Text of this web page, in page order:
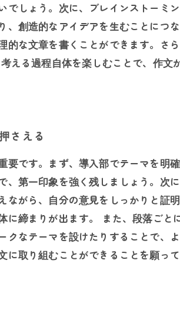
しょう。次に、ブレインストーミ
、創造的なアイデアを生むことにつ
な文章を書くことができます。さ
える過程自体を楽しむことで、作
さえる
です。まず、導入部でテーマを明
第一印象を強く残しましょう。次
ながら、自分の意見をしっかりと証
締まりが出ます。 また、段落ご
クなテーマを設けたりすることで、
取り組むことができることを願って